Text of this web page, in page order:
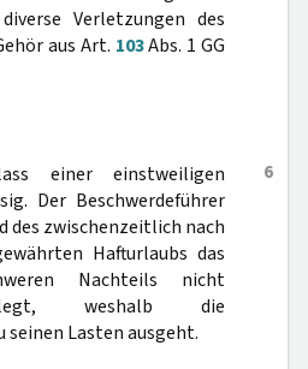
Verletzungen des
aus Art. 103Abs. 1 GG
6
einer einstweiligen
Der Beschwerdeführer
des zwischenzeitlich nach
Hafturlaubs das
Nachteils nicht
weshalb die
seinen Lasten ausgeht.